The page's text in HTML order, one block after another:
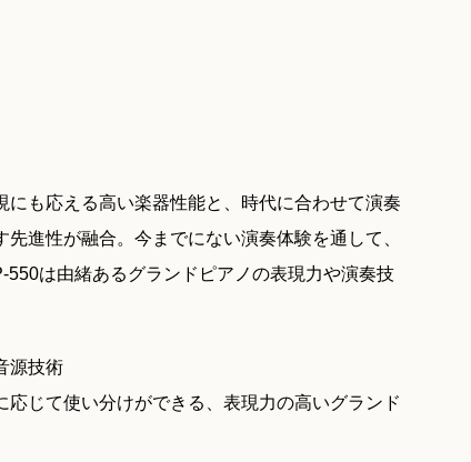
も応える高い楽器性能と、時代に合わせて演奏
進性が融合。今までにない演奏体験を通して、
は由緒あるグランドピアノの表現力や演奏技
源技術
じて使い分けができる、表現力の高いグランド